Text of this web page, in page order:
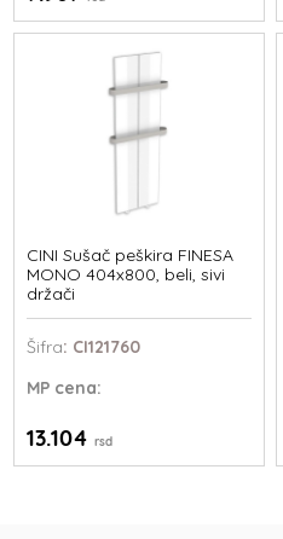
CINI Sušač peškira FINESA
MONO 404x800, beli, sivi
držači
Šifra: CI121760
MP cena:
13.104rsd